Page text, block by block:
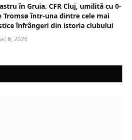
în Gruia. CFR Cluj, umilită cu 0-
Tromsø într-una dintre cele mai
înfrângeri din istoria clubului
6, 2026